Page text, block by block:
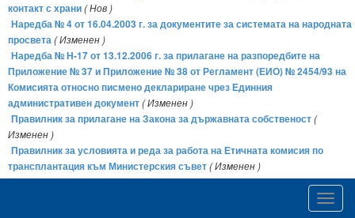
контакт с храни( Нов )
Наредба № 4 от 16.04.2003 г. за документите за системата на народната
просвета( Изменен )
Наредба № Н-17 от 13.12.2006 г. за прилагане на разпоредбите на
Приложение № 37 и Приложение № 38 от Регламент (ЕИО) № 2454/93 на
Комисията относно писмено деклариране чрез Единния
административен документ( Изменен )
Правилник за прилагане на Закона за държавната собственост(
Изменен )
Правилник за условията и реда за работа на Етичната комисия по
трансплантация към Министерския съвет( Изменен )
Постановление № 138 на МС от 15.06.2007 г. за закриване на
медицински колежи в структурата на Тракийския университет - Стара